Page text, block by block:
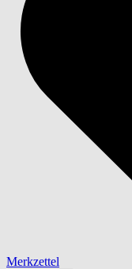
Merkzettel